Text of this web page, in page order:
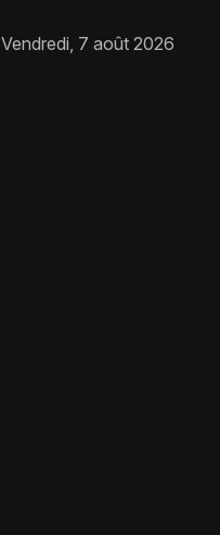
Vendredi, 7 août 2026